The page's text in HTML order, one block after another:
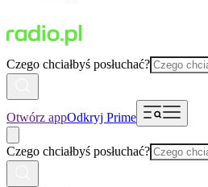
Czego chciałbyś posłuchać?
Otwórz appOdkryj Prime
Czego chciałbyś posłuchać?